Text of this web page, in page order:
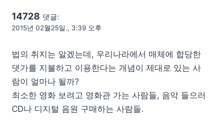
14728 댓글:
2015년 02월25일., 3:39 오후
법의 취지는 알겠는데, 우리나라에서 매체에 합당한
댓가를 지불하고 이용한다는 개념이 제대로 있는 사
람이 얼마나 될까?
최소한 영화 보려고 영화관 가는 사람들, 음악 들으러
CD나 디지털 음원 구매하는 사람들.